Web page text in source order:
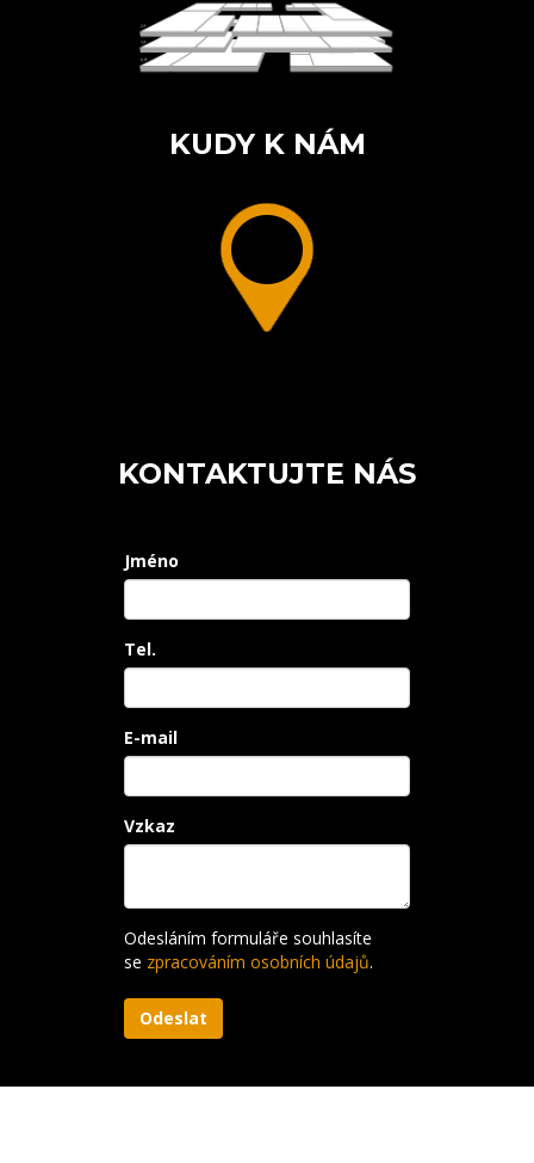
KUDY K NÁM
KONTAKTUJTE NÁS
Jméno
Tel.
E-mail
Vzkaz
Odesláním formuláře souhlasíte
se zpracováním osobních údajů.